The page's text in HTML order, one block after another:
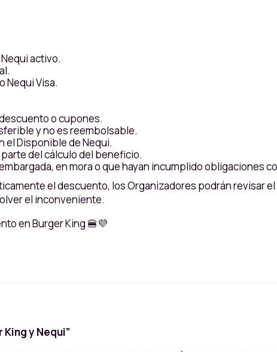
activo.
Nequi Visa.
o cupones.
y no es reembolsable.
el Disponible de Nequi.
del cálculo del beneficio.
en mora o que hayan incumplido obligaciones
el descuento, los Organizadores podrán revisar
el inconveniente.
en Burger King 🍔💜
y Nequi”